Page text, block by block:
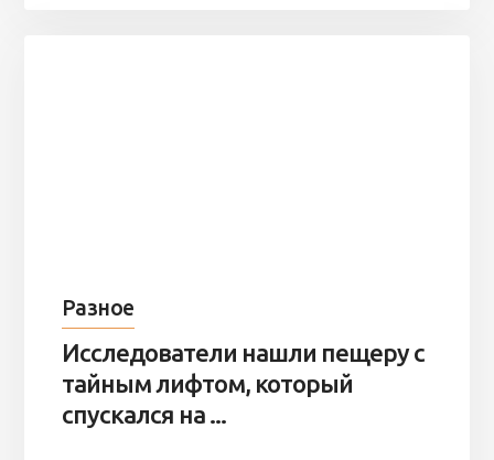
Разное
Исследователи нашли пещеру с
тайным лифтом, который
спускался на ...